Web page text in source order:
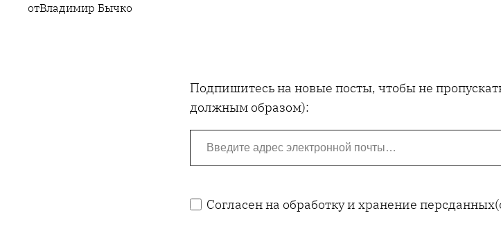
отВладимир Бычко
Подпишитесь на новые посты, чтобы не
должным образом):
Введите адрес электронной почты…
Согласен на обработку и хранение персданных